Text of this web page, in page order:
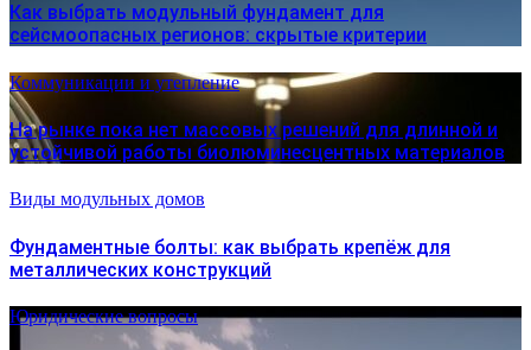
Как выбрать модульный фундамент для
сейсмоопасных регионов: скрытые критерии
Коммуникации и утепление
На рынке пока нет массовых решений для длинной и
устойчивой работы биолюминесцентных материалов
Виды модульных домов
Фундаментные болты: как выбрать крепёж для
металлических конструкций
Юридические вопросы